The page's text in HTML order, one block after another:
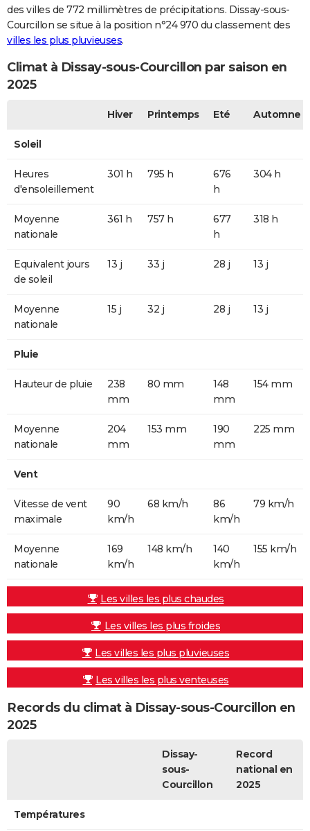
des villes de 772 millimètres de précipitations. Dissay-sous-
Courcillon se situe à la position n°24 970 du classement des
villes les plus pluvieuses.
Climat à Dissay-sous-Courcillon par saison en
2025
Hiver Printemps Eté Automne
Soleil
Heures
d'ensoleillement
301 h 795 h
676
h
304 h
Moyenne
nationale
361 h 757 h
677
h
318 h
Equivalent jours
de soleil
13 j 33 j 28 j 13 j
Moyenne
nationale
15 j 32 j 28 j 13 j
Pluie
Hauteur de pluie
238
mm
80 mm
148
mm
154 mm
Moyenne
nationale
204
mm
153 mm
190
mm
225 mm
Vent
Vitesse de vent
maximale
90
km/h
68 km/h
86
km/h
79 km/h
Moyenne
nationale
169
km/h
148 km/h
140
km/h
155 km/h
Les villes les plus chaudes
Les villes les plus froides
Les villes les plus pluvieuses
Les villes les plus venteuses
Records du climat à Dissay-sous-Courcillon en
2025
Dissay-
sous-
Courcillon
Record
national en
2025
Températures